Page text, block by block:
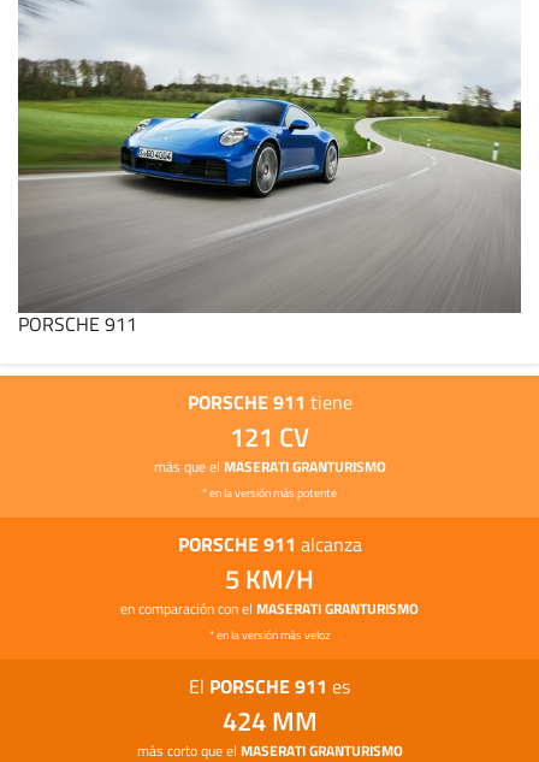
PORSCHE 911
PORSCHE 911 tiene
121 CV
más que el MASERATI GRANTURISMO
* en la versión más potente
PORSCHE 911 alcanza
5 KM/H
en comparación con el MASERATI GRANTURISMO
* en la versión más veloz
El PORSCHE 911 es
424 MM
más corto que el MASERATI GRANTURISMO